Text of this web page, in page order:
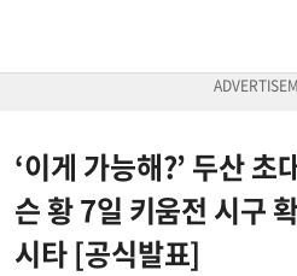
‘이게 가능해?’ 두산 초
슨 황 7일 키움전 시구
시타 [공식발표]